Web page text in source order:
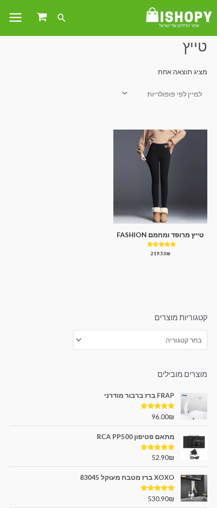
קטגוריות מוצרים
מוצרים מובילים
FRAP ברז ברבור מודרני
דורג5.00
96.00₪
מתאם פטיפון RCA PP500
דורג5.00
52.90₪
XOXO ברז מטבח מעוקל 83045
דורג5.00
530.90₪
עמוד הבית/ מוצרים המתויגים “טייץ”
טייץ
מציג תוצאה אחת
טייץ מרופד ומחמם FASHION
דורג
219.53₪